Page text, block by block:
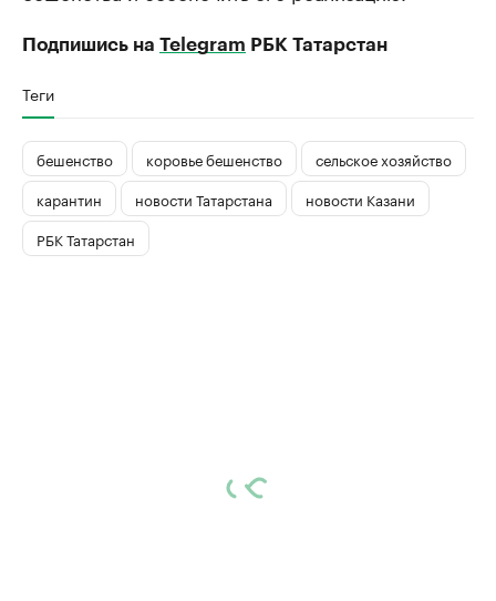
Подпишись на Telegram РБК Татарстан
Теги
бешенство коровье бешенство
сельское хозяйство
карантин
новости Татарстана
новости Казани
РБК Татарстан